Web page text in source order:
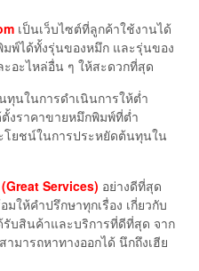
เป็นเว็บไซต์ที่ลูกค้าใช้งานได้
พ์ได้ทั้งรุ่นของหมึก และรุ่นของ
อะไหล่อื่น ๆ ให้สะดวกที่สุด
ทุนในการดำเนินการให้ต่ำ
ตั้งราคาขายหมึกพิมพ์ที่ต่ำ
โยชน์ในการประหยัดต้นทุนใน
(Great Services) อย่างดีที่สุด
ให้คำปรึกษาทุกเรื่อง เกี่ยวกับ
รับสินค้าและบริการที่ดีที่สุด จาก
มารถหาทางออกได้ นึกถึงเฮีย